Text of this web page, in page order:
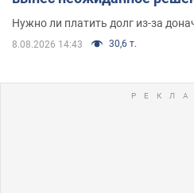
Нужно ли платить долг из-за
8.08.2026 14:43 30,6 т.